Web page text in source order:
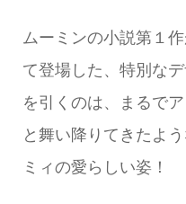
ムーミンの小説第１
て登場した、特別な
を引くのは、まるで
と舞い降りてきたよ
ミィの愛らしい姿！